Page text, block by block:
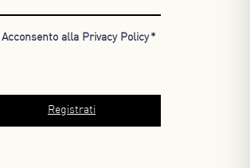
Acconsento alla Privacy Policy